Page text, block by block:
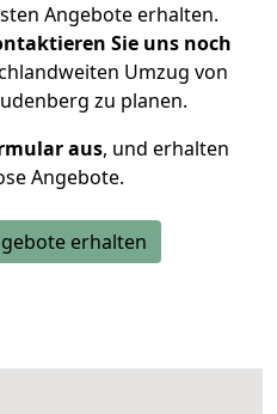
Angebote erhalten.
Sie uns noch
Umzug von
zu planen.
aus, und erhalten
Angebote.
erhalten